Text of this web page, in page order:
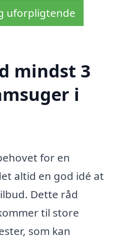
uforpligtende
mindst 3
i
for en
altid en god idé at
Dette råd
til store
som kan